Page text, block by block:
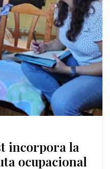
incorpora la
ocupacional